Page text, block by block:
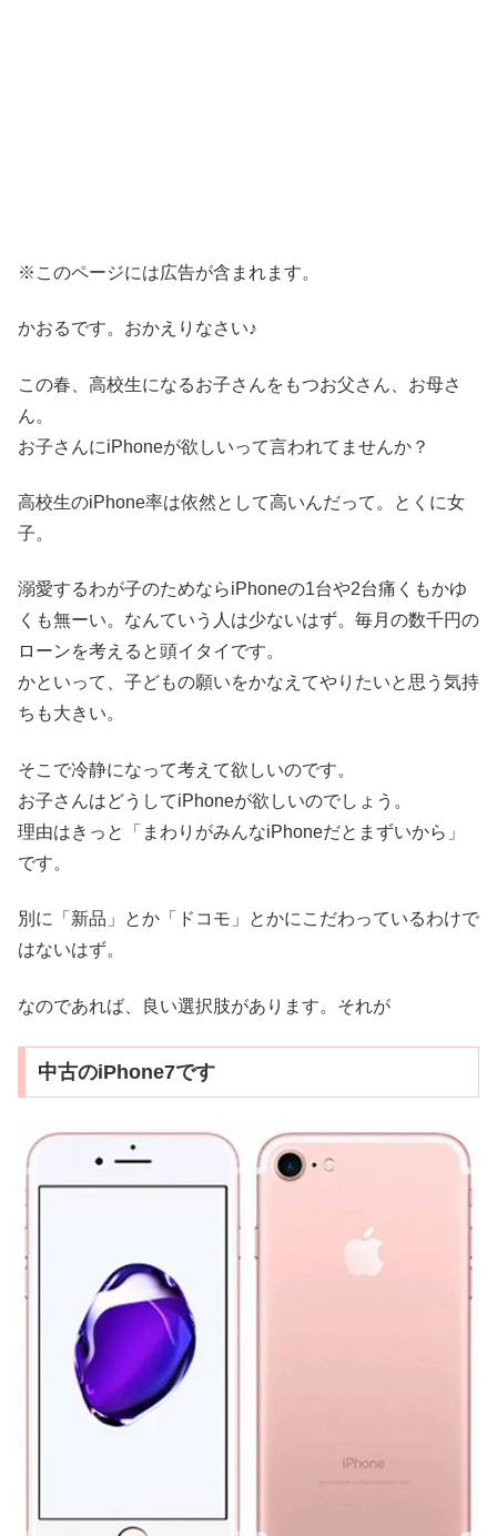
※このページには広告が含まれます。
かおるです。おかえりなさい♪
この春、高校生になるお子さんをもつお父さん、お母さ
ん。
お子さんにiPhoneが欲しいって言われてませんか？
高校生のiPhone率は依然として高いんだって。とくに女
子。
溺愛するわが子のためならiPhoneの1台や2台痛くもかゆ
くも無ーい。なんていう人は少ないはず。毎月の数千円の
ローンを考えると頭イタイです。
かといって、子どもの願いをかなえてやりたいと思う気持
ちも大きい。
そこで冷静になって考えて欲しいのです。
お子さんはどうしてiPhoneが欲しいのでしょう。
理由はきっと「まわりがみんなiPhoneだとまずいから」
です。
別に「新品」とか「ドコモ」とかにこだわっているわけで
はないはず。
なのであれば、良い選択肢があります。それが
中古のiPhone7です